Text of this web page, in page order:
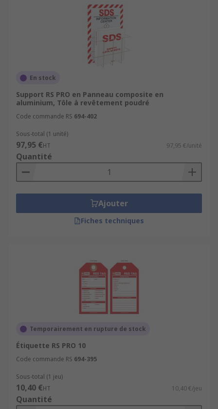
En stock
Support RS PRO en Panneau composite en
aluminium, Tôle à revêtement poudré
Code commande RS 694-402
Sous-total (1 unité)
97,95 €HT 97,95 €/unité
Quantité
Ajouter
Fiches techniques
Temporairement en rupture de stock
Étiquette RS PRO 10
Code commande RS 694-395
Sous-total (1 jeu)
10,40 €HT 10,40 €/jeu
Quantité